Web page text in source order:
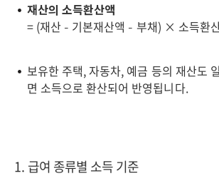
재산의 소득환산액
= (재산 – 기본재산액 – 부채) × 소득환
보유한 주택, 자동차, 예금 등의 재산도
면 소득으로 환산되어 반영됩니다.
1. 급여 종류별 소득 기준